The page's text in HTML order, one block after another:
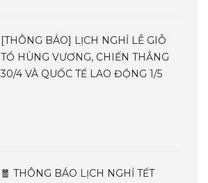
[THÔNG BÁO] LỊCH NGHỈ LỄ GIỖ
TỔ HÙNG VƯƠNG, CHIẾN THẮNG
30/4 VÀ QUỐC TẾ LAO ĐỘNG 1/5
🧧 THÔNG BÁO LỊCH NGHỈ TẾT